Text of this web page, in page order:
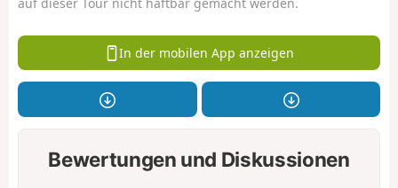
In der mobilen App anzeigen
Bewertungen und Diskussionen